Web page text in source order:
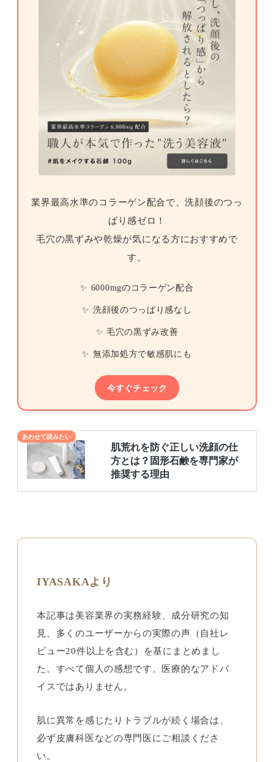
業界最高水準のコラーゲン配合で、洗顔後のつっ
ぱり感ゼロ！
毛穴の黒ずみや乾燥が気になる方におすすめで
す。
✨ 6000mgのコラーゲン配合
✨ 洗顔後のつっぱり感なし
✨ 毛穴の黒ずみ改善
✨ 無添加処方で敏感肌にも
今すぐチェック
IYASAKAより
本記事は美容業界の実務経験、成分研究の知
見、多くのユーザーからの実際の声（自社レ
ビュー20件以上を含む）を基にまとめまし
た。すべて個人の感想です。医療的なアドバ
イスではありません。
肌に異常を感じたりトラブルが続く場合は、
必ず皮膚科医などの専門医にご相談くださ
い。